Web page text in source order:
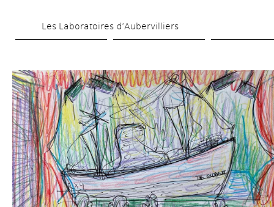
to
content
Les Laboratoires d’Aubervilliers